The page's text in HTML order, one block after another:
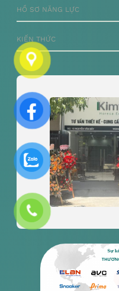
HỒ SƠ NĂNG LỰC
KIẾN THỨC